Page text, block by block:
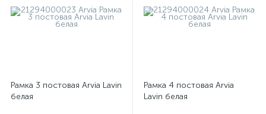
Рамка 3 постовая Arvia Lavin
белая
Рамка 4 постовая Arvia
Lavin белая